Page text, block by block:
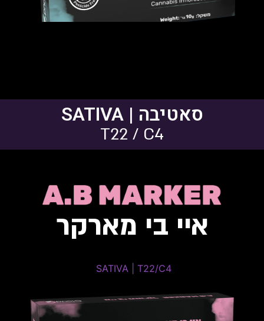
פתיחות שקית ומלאי זמין
סאטיבה | SATIVA
T22 / C4
איי בי מארקר
Apple Banana Marker
SATIVA | T22/C4 ​
SATIVA | T22/C4
THC: 20%-24% | CBD: 0%-1%